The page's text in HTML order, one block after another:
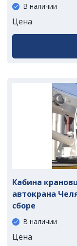
В наличии
Цена
Кабина
автокрана
сборе
В наличии
Цена